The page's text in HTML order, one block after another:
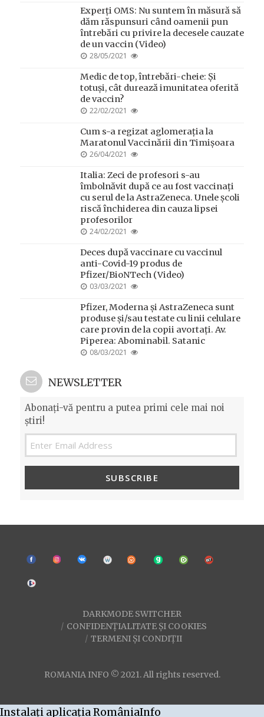
Experți OMS: Nu suntem în măsură să
dăm răspunsuri când oamenii pun
întrebări cu privire la decesele cauzate
de un vaccin (Video)
POSTED
28/05/2021
Medic de top, întrebări-cheie: Și
totuși, cât durează imunitatea oferită
de vaccin?
POSTED
22/02/2021
Cum s-a regizat aglomerația la
Maratonul Vaccinării din Timișoara
POSTED
26/04/2021
Italia: Zeci de profesori s-au
îmbolnăvit după ce au fost vaccinați
cu serul de la AstraZeneca. Unele școli
riscă închiderea din cauza lipsei
profesorilor
POSTED
24/02/2021
Deces după vaccinare cu vaccinul
anti-Covid-19 produs de
Pfizer/BioNTech (Video)
POSTED
03/03/2021
Pfizer, Moderna și AstraZeneca sunt
produse și/sau testate cu linii celulare
care provin de la copii avortați. Av.
Piperea: Abominabil. Satanic
POSTED
08/03/2021
NEWSLETTER
Abonați-vă pentru a putea primi cele mai noi
știri!
SUBSCRIBE
DARKMODE SWITCHER
CONFIDENȚIALITATE ȘI COOKIES
TERMENI ȘI CONDIȚII
ROMANIA INFO © 2021. All rights reserved.
Instalați aplicația RomâniaInfo